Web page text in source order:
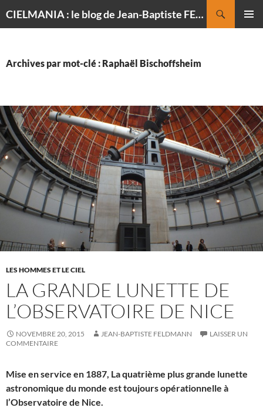
CIELMANIA : le blog de Jean-Baptiste FELDMANN, photographe du ciel
Archives par mot-clé : Raphaël Bischoffsheim
LES HOMMES ET LE CIEL
LA GRANDE LUNETTE DE
L’OBSERVATOIRE DE NICE
NOVEMBRE 20, 2015 JEAN-BAPTISTE FELDMANN
LAISSER UN
COMMENTAIRE
Mise en service en 1887, La quatrième plus grande lunette
astronomique du monde est toujours opérationnelle à
l’Observatoire de Nice.